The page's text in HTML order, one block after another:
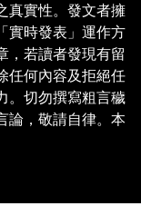
真實性。發文者擁
實時發表」運作方
，若讀者發現有留
任何內容及拒絕任
。切勿撰寫粗言穢
論，敬請自律。本